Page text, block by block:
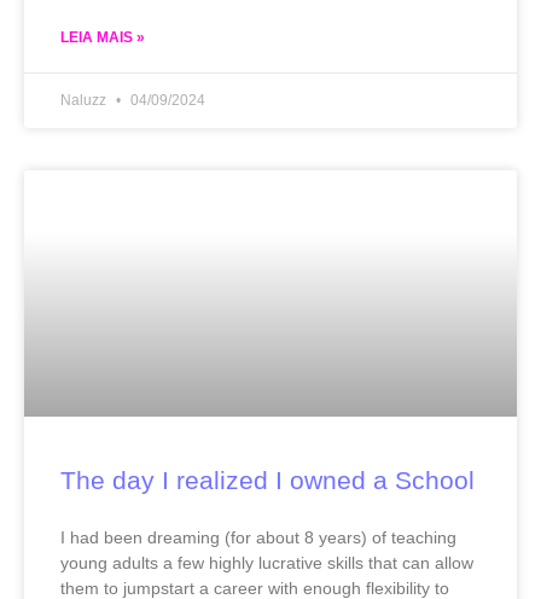
LEIA MAIS »
Naluzz 04/09/2024
The day I realized I owned a School
I had been dreaming (for about 8 years) of teaching
young adults a few highly lucrative skills that can allow
them to jumpstart a career with enough flexibility to